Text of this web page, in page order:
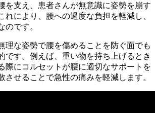
を支え、患者さんが無意識に姿勢を崩す
れにより、腰への過度な負担を軽減し、
のです。
理な姿勢で腰を傷めることを防ぐ面でも
です。例えば、重い物を持ち上げるとき
際にコルセットが腰に適切なサポートを
させることで急性の痛みを軽減します。